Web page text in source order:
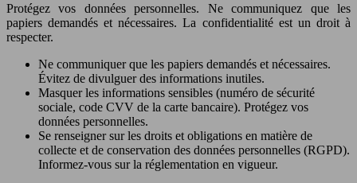
Protégez vos données personnelles. Ne communiquez que les
papiers demandés et nécessaires. La confidentialité est un droit à
respecter.
Ne communiquer que les papiers demandés et nécessaires.
Évitez de divulguer des informations inutiles.
Masquer les informations sensibles (numéro de sécurité
sociale, code CVV de la carte bancaire). Protégez vos
données personnelles.
Se renseigner sur les droits et obligations en matière de
collecte et de conservation des données personnelles (RGPD).
Informez-vous sur la réglementation en vigueur.